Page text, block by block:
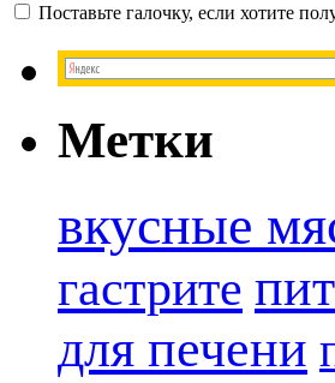
Поставьте галочку, если хотите
Метки
вкусные
гастрите
для печени